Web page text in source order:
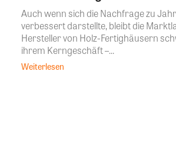
Auch wenn sich die Nachfrage zu
verbessert darstellte, bleibt die
Hersteller von Holz-Fertighäusern
ihrem Kerngeschäft –...
Weiterlesen